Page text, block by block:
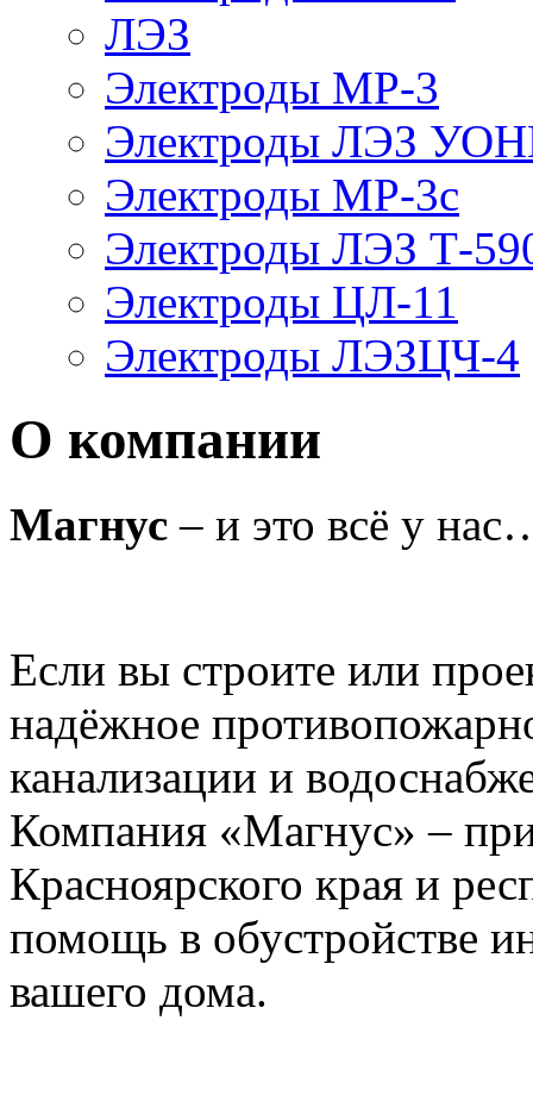
ЛЭЗ
Электроды МР-3
Электроды ЛЭЗ
Электроды МР-3с
Электроды ЛЭЗ Т-
Электроды ЦЛ-11
Электроды ЛЭЗЦЧ-4
О компании
Магнус – и это всё у
Если вы строите или
надёжное
канализации и
Компания «Магнус» –
Красноярского края и
помощь в обустройстве
вашего дома.